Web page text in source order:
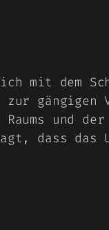
mit dem
gängigen
und
dass das